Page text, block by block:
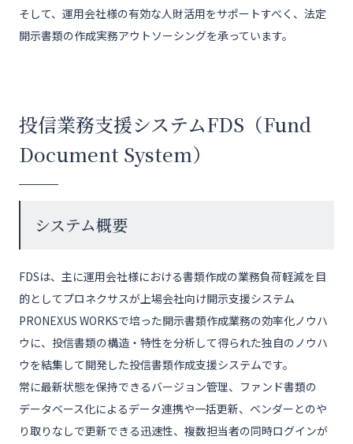
そして、運用会社様の有効な人財活用をサポートすべく、法定
開示書類の作成実務アウトソーシングを承っています。
投信業務支援システムFDS（Fund
Document System）
システム概要
FDSは、主に運用会社様における書類作成の業務負荷軽減を目
的としてプロネクサスが上場会社向け開示支援システム
PRONEXUS WORKSで培った開示書類作成業務の効率化ノウハ
ウに、投信書類の構造・特性を分析して得られた独自のノウハ
ウを結集して開発した投信書類作成支援システムです。
常に最新状態を保持できるバージョン管理、ファンド書類の
データベース化によるデータ連携や一括更新、ベンダーとのや
り取りなしで更新できる迅速性、複数担当者の同時ログインが